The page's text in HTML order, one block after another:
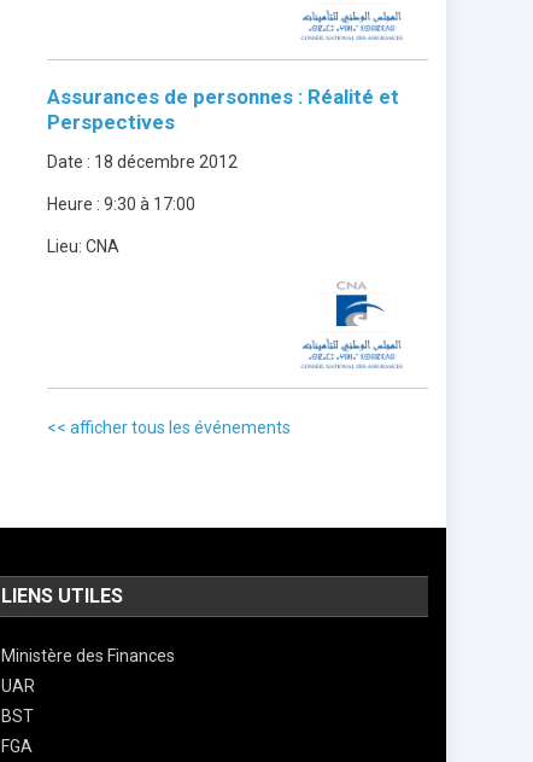
Assurances de personnes : Réalité et
Perspectives
Date : 18 décembre 2012
Heure :9:30 à 17:00
Lieu:CNA
<< afficher tous les événements
LIENS UTILES
Ministère des Finances
UAR
BST
FGA